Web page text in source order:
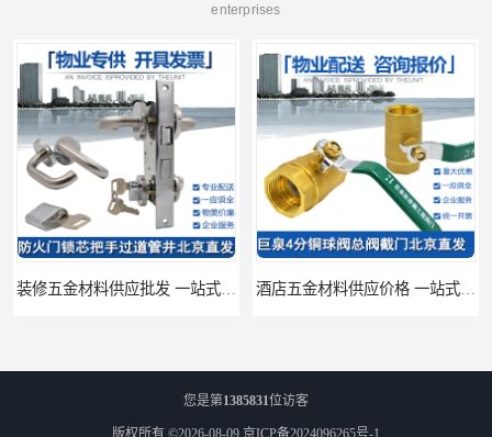
enterprises
您是第1385831位访客
版权所有 ©2026-08-09 京ICP备2024096265号-1